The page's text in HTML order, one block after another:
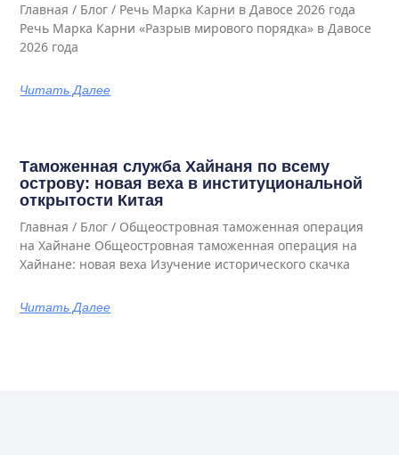
Главная / Блог / Речь Марка Карни в Давосе 2026 года
Речь Марка Карни «Разрыв мирового порядка» в Давосе
2026 года
Читать Далее
Таможенная служба Хайнаня по всему
острову: новая веха в институциональной
открытости Китая
Главная / Блог / Общеостровная таможенная операция
на Хайнане Общеостровная таможенная операция на
Хайнане: новая веха Изучение исторического скачка
Читать Далее